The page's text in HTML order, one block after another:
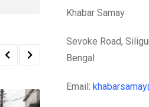
Khabar Samay
Sevoke Road,
Bengal
Email: